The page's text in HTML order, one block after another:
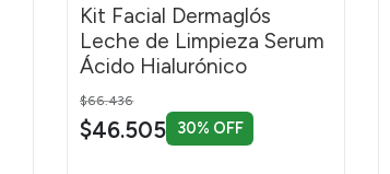
Kit Facial Dermaglós
Leche de Limpieza Serum
Ácido Hialurónico
Price reduced from
$66.436to
$46.505 30% OFF